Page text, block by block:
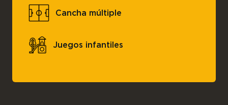
Cancha múltiple
Juegos infantiles